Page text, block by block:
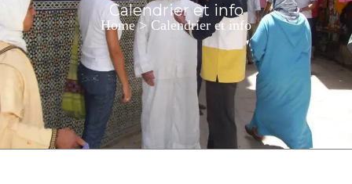
Calendrier et info
Home>Calendrier et info